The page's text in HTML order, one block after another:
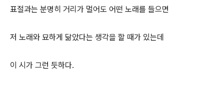
표절과는 분명히 거리가 멀어도 어떤 노래를 들으면
저 노래와 묘하게 닮았다는 생각을 할 때가 있는데
이 시가 그런 듯하다.